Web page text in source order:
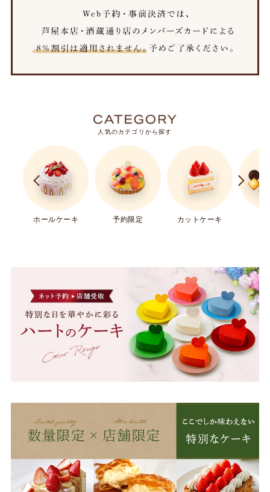
人気のカテゴリから探す
ホールケーキ 予約限定 カットケーキ